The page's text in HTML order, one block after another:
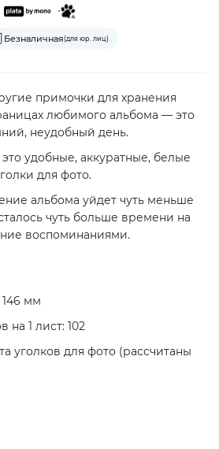
Безналичная(для юр. лиц)
примочки для хранения
любимого альбома — это
неудобный день.
удобные, аккуратные, белые
для фото.
альбома уйдет чуть меньше
чуть больше времени на
воспоминаниями.
146 мм
на 1 лист: 102
уголков для фото (рассчитаны